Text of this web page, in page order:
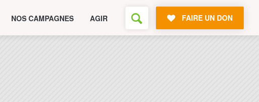
NOS CAMPAGNES AGIR FAIRE UN DON